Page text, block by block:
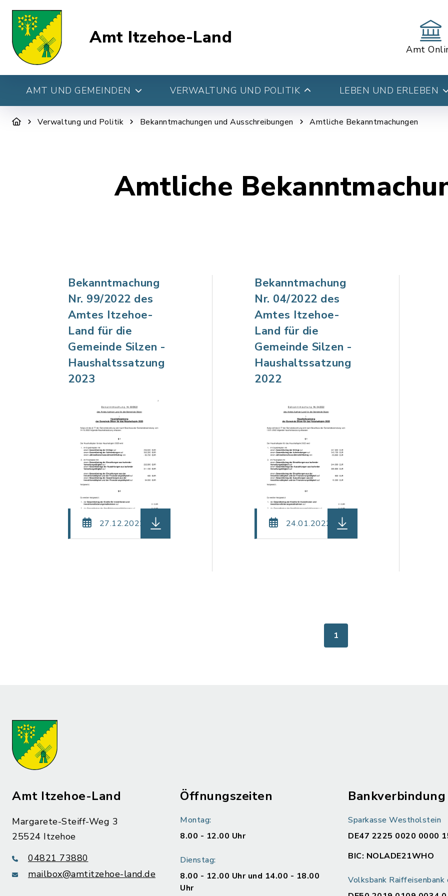
Amt Itzehoe-Land
Amt
AMT UND GEMEINDEN VERWALTUNG UND POLITIK LEBEN UND ERLEBEN
Verwaltung und Politik Bekanntmachungen und Ausschreibungen Amtliche Bekanntmachungen
Amtliche
Bekanntmachung
Nr. 99/2022 des
Amtes Itzehoe-
Land für die
Gemeinde Silzen -
Haushaltssatzung
2023
27.12.2022
herunterladen (Dateiname: be_99_-_Silzen_-
Bekanntmachung
Nr. 04/2022 des
Amtes Itzehoe-
Land für die
Gemeinde Silzen -
Haushaltssatzung
2022
24.01.2022
herunterladen
1
Amt Itzehoe-Land
Margarete-Steiff-Weg 3
25524 Itzehoe
04821 73880
mailbox@amtitzehoe-land.de
Öffnungszeiten
Montag:
8.00 - 12.00 Uhr
Dienstag:
8.00 - 12.00 Uhr und 14.00 - 18.00
Uhr
Bankverbindung
Sparkasse Westholstein
DE47 2225 0020 0000
BIC: NOLADE21WHO
Volksbank Raiffeisenbank